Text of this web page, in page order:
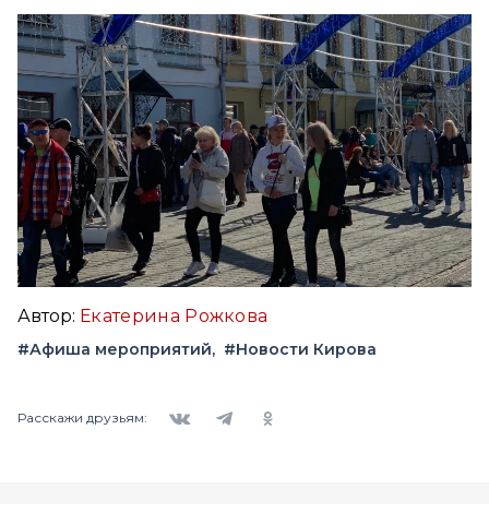
Автор: Екатерина Рожкова
#Афиша мероприятий #Новости Кирова
Расскажи друзьям: